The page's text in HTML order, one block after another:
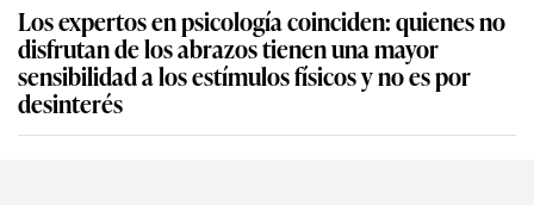
Los expertos en psicología coinciden: quienes no
disfrutan de los abrazos tienen una mayor
sensibilidad a los estímulos físicos y no es por
desinterés